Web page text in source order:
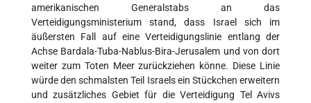
amerikanischen Generalstabs an das
Verteidigungsministerium stand, dass Israel sich im
äußersten Fall auf eine Verteidigungslinie entlang der
Achse Bardala-Tuba-Nablus-Bira-Jerusalem und von dort
weiter zum Toten Meer zurückziehen könne. Diese Linie
würde den schmalsten Teil Israels ein Stückchen erweitern
und zusätzliches Gebiet für die Verteidigung Tel Avivs